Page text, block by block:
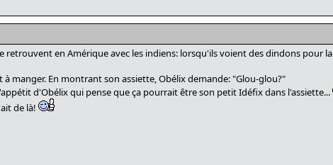
retrouvent en Amérique avec les indiens: lorsqu'ils voient des dindons pour la
manger. En montrant son assiette, Obélix demande: "Glou-glou?"
d'Obélix qui pense que ça pourrait être son petit Idéfix dans l'assiette...
de là!